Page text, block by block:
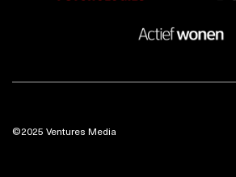
©2025 Ventures Media